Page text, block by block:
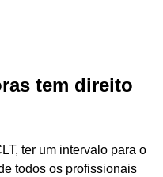
tem direito
ter um intervalo para o
todos os profissionais